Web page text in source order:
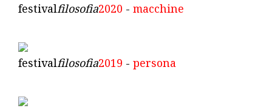
festivalfilosofia2020 - macchine
festivalfilosofia2019 - persona